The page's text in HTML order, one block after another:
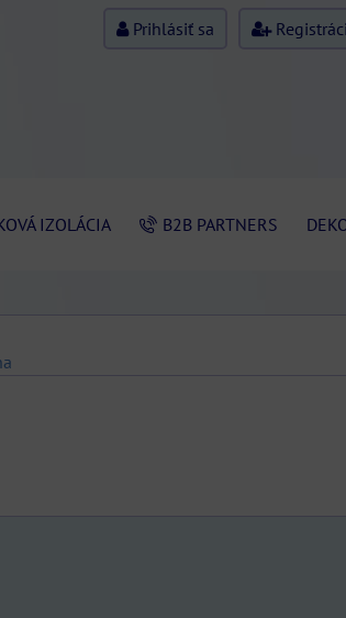
Prihlásiť sa
IZOLÁCIA B2B PARTNERS